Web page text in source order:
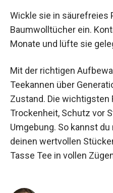
Wickle sie in säurefreies
Baumwolltücher ein.
Monate und lüfte sie
Mit der richtigen
Teekannen über
Zustand. Die wichtigsten
Trockenheit, Schutz vor
Umgebung. So kannst
deinen wertvollen
Tasse Tee in vollen